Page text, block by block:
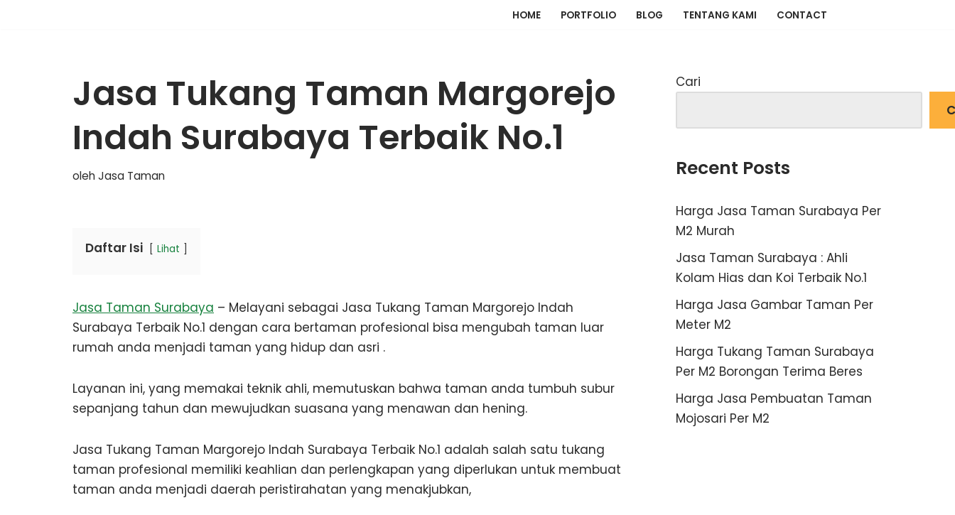
HOME PORTFOLIO BLOG TENTANG KAMI CONTACT
Jasa Tukang Taman Margorejo
Indah Surabaya Terbaik No.1
olehJasa Taman
Daftar Isi Lihat
Jasa Taman Surabaya – Melayani sebagai Jasa Tukang Taman Margorejo Indah
Surabaya Terbaik No.1 dengan cara bertaman profesional bisa mengubah taman luar
rumah anda menjadi taman yang hidup dan asri .
Layanan ini, yang memakai teknik ahli, memutuskan bahwa taman anda tumbuh subur
sepanjang tahun dan mewujudkan suasana yang menawan dan hening.
Jasa Tukang Taman Margorejo Indah Surabaya Terbaik No.1 adalah salah satu tukang
taman profesional memiliki keahlian dan perlengkapan yang diperlukan untuk membuat
taman anda menjadi daerah peristirahatan yang menakjubkan,
Cari
Recent Posts
Harga Jasa Taman Surabaya Per
M2 Murah
Jasa Taman Surabaya : Ahli
Kolam Hias dan Koi Terbaik No.1
Harga Jasa Gambar Taman Per
Meter M2
Harga Tukang Taman Surabaya
Per M2 Borongan Terima Beres
Harga Jasa Pembuatan Taman
Mojosari Per M2